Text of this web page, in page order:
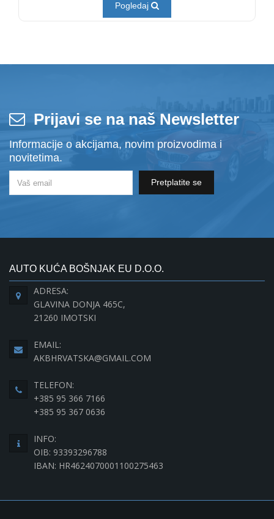
Pogledaj
Prijavi se na naš Newsletter
Informacije o akcijama, novim proizvodima i
novitetima.
Pretplatite se
AUTO KUĆA BOŠNJAK EU D.O.O.
ADRESA:
GLAVINA DONJA 465C,
21260 IMOTSKI
EMAIL:
AKBHRVATSKA@GMAIL.COM
TELEFON:
+385 95 366 7166
+385 95 367 0636
INFO:
OIB: 93393296788
IBAN: HR4624070001100275463